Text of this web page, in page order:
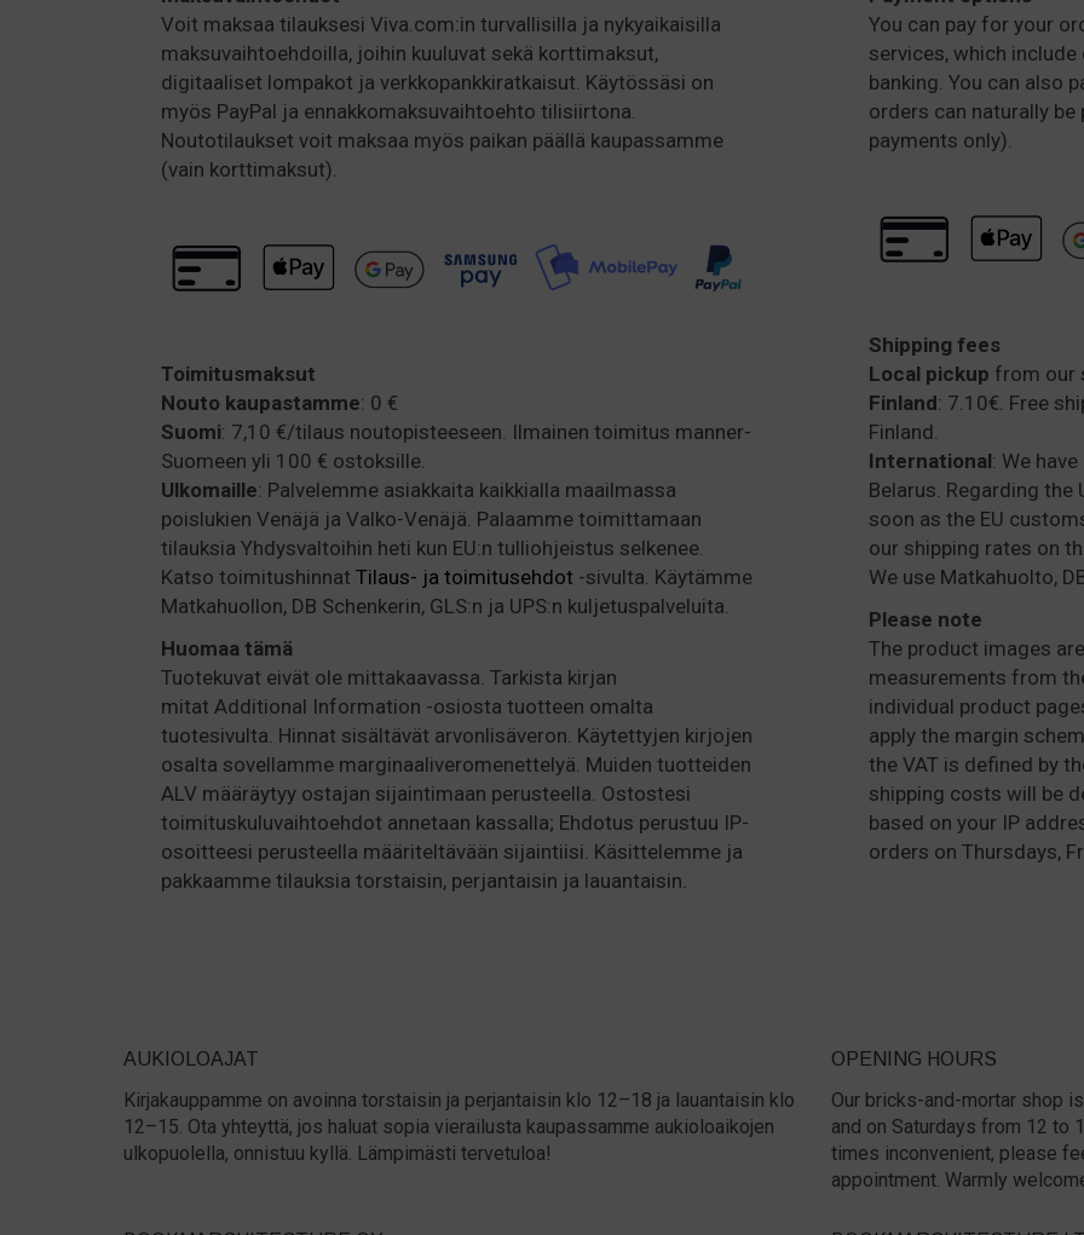
Voit maksaa tilauksesi Viva.com:in turvallisilla ja nykyaikaisilla
maksuvaihtoehdoilla, joihin kuuluvat sekä korttimaksut,
digitaaliset lompakot ja verkkopankkiratkaisut. Käytössäsi on
myös PayPal ja ennakkomaksuvaihtoehto tilisiirtona.
Noutotilaukset voit maksaa myös paikan päällä kaupassamme
(vain korttimaksut).
Toimitusmaksut
Nouto kaupastamme: 0 €
Suomi: 7,10 €/tilaus noutopisteeseen. Ilmainen toimitus manner-
Suomeen yli 100 € ostoksille.
Ulkomaille: Palvelemme asiakkaita kaikkialla maailmassa
poislukien Venäjä ja Valko-Venäjä. Palaamme toimittamaan
tilauksia Yhdysvaltoihin heti kun EU:n tulliohjeistus selkenee.
Katso toimitushinnat Tilaus- ja toimitusehdot -sivulta. Käytämme
Matkahuollon, DB Schenkerin, GLS:n ja UPS:n kuljetuspalveluita.
Huomaa tämä
Tuotekuvat eivät ole mittakaavassa. Tarkista kirjan
mitat Additional Information -osiosta tuotteen omalta
tuotesivulta. Hinnat sisältävät arvonlisäveron. Käytettyjen kirjojen
osalta sovellamme marginaaliveromenettelyä. Muiden tuotteiden
ALV määräytyy ostajan sijaintimaan perusteella. Ostostesi
toimituskuluvaihtoehdot annetaan kassalla; Ehdotus perustuu IP-
osoitteesi perusteella määriteltävään sijaintiisi. Käsittelemme ja
pakkaamme tilauksia torstaisin, perjantaisin ja lauantaisin.
You can pay for your
services, which
banking. You can also
orders can naturally
payments only).
Shipping fees
Local pickup from our
Finland: 7.10€. Free
Finland.
International: We
Belarus. Regarding
soon as the EU
our shipping rates on
We use Matkahuolto,
Please note
The product images
measurements from
individual product
apply the margin
the VAT is defined by
shipping costs will be
based on your IP
orders on Thursdays,
AUKIOLOAJAT
Kirjakauppamme on avoinna torstaisin ja perjantaisin klo 12–18 ja lauantaisin klo
12–15. Ota yhteyttä, jos haluat sopia vierailusta kaupassamme aukioloaikojen
ulkopuolella, onnistuu kyllä. Lämpimästi tervetuloa!
OPENING HOURS
Our bricks-and-mortar shop
and on Saturdays from 12 to
times inconvenient, please
appointment. Warmly